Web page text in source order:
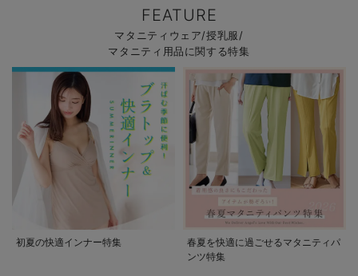
FEATURE
マタニティウェア/授乳服/
マタニティ用品に関する特集
初夏の快適インナー特集
春夏を快適に過ごせるマタニティパ
ンツ特集